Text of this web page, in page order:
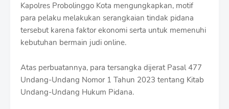
Kapolres Probolinggo Kota mengungkapkan, motif
para pelaku melakukan serangkaian tindak pidana
tersebut karena faktor ekonomi serta untuk memenuhi
kebutuhan bermain judi online.
Atas perbuatannya, para tersangka dijerat Pasal 477
Undang-Undang Nomor 1 Tahun 2023 tentang Kitab
Undang-Undang Hukum Pidana.